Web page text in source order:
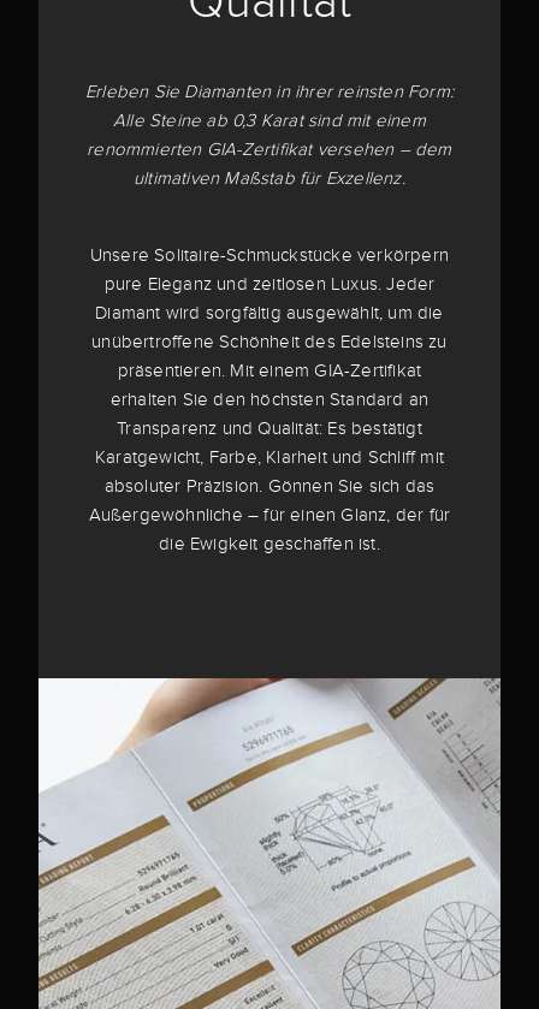
Erleben Sie Diamanten in ihrer reinsten Form:
Alle Steine ab 0,3 Karat sind mit einem
renommierten GIA-Zertifikat versehen – dem
ultimativen Maßstab für Exzellenz.
Unsere Solitaire-Schmuckstücke verkörpern
pure Eleganz und zeitlosen Luxus. Jeder
Diamant wird sorgfältig ausgewählt, um die
unübertroffene Schönheit des Edelsteins zu
präsentieren. Mit einem GIA-Zertifikat
erhalten Sie den höchsten Standard an
Transparenz und Qualität: Es bestätigt
Karatgewicht, Farbe, Klarheit und Schliff mit
absoluter Präzision. Gönnen Sie sich das
Außergewöhnliche – für einen Glanz, der für
die Ewigkeit geschaffen ist.